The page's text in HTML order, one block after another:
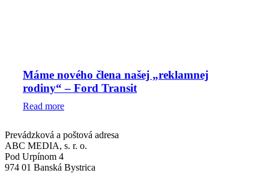
Máme nového člena našej „reklamnej
rodiny“ – Ford Transit
Read more
Prevádzková a poštová adresa
ABC MEDIA, s. r. o.
Pod Urpínom 4
974 01 Banská Bystrica